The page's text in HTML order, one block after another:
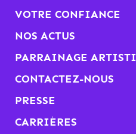
VOTRE CONFIANCE
NOS ACTUS
PARRAINAGE
CONTACTEZ-NOUS
PRESSE
CARRIÈRES